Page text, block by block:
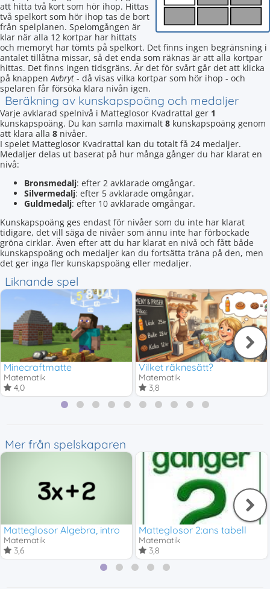
att hitta två kort som hör ihop. Hittas
två spelkort som hör ihop tas de bort
från spelplanen. Spelomgången är
klar när alla 12 kortpar har hittats
och memoryt har tömts på spelkort. Det finns ingen begränsning i
antalet tillåtna missar, så det enda som räknas är att alla kortpar
hittas. Det finns ingen tidsgräns. Är det för svårt går det att klicka
på knappenAvbryt - då visas vilka kortpar som hör ihop - och
spelaren får försöka klara nivån igen.
Beräkning av kunskapspoäng och medaljer
Varje avklarad spelnivå i Matteglosor Kvadrattal ger 1
kunskapspoäng. Du kan samla maximalt 8 kunskapspoäng genom
att klara alla 8 nivåer.
I spelet Matteglosor Kvadrattal kan du totalt få 24 medaljer.
Medaljer delas ut baserat på hur många gånger du har klarat en
nivå:
Bronsmedalj: efter 2 avklarade omgångar.
Silvermedalj: efter 5 avklarade omgångar.
Guldmedalj: efter 10 avklarade omgångar.
Kunskapspoäng ges endast för nivåer som du inte har klarat
tidigare, det vill säga de nivåer som ännu inte har förbockade
gröna cirklar. Även efter att du har klarat en nivå och fått både
kunskapspoäng och medaljer kan du fortsätta träna på den, men
det ger inga fler kunskapspoäng eller medaljer.
Liknande spel
Minecraftmatte
Matematik
4,0
Vilket räknesätt?
Matematik
3,8
Mer från spelskaparen
Matteglosor Algebra, intro
Matematik
3,6
Matteglosor 2:ans tabell
Matematik
3,8